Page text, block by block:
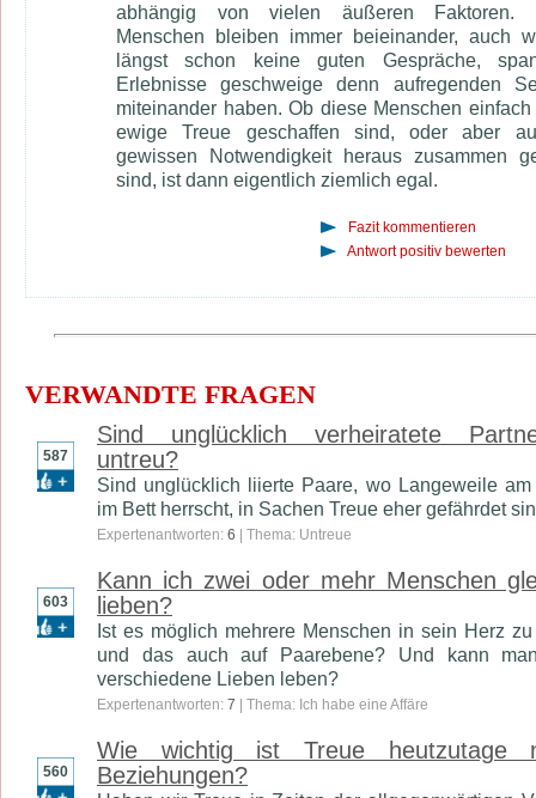
abhängig von vielen äußeren Faktoren.
Menschen bleiben immer beieinander, auch
längst schon keine guten Gespräche,
Erlebnisse geschweige denn aufregenden
miteinander haben. Ob diese Menschen
ewige Treue geschaffen sind, oder aber
gewissen Notwendigkeit heraus zusammen
sind, ist dann eigentlich ziemlich egal.
Fazit kommentieren
Antwort positiv bewerten
VERWANDTE FRAGEN
587
Sind unglücklich verheiratete
untreu?
Sind unglücklich liierte Paare, wo Langeweile
im Bett herrscht, in Sachen Treue eher gefährdet
Expertenantworten: 6 | Thema: Untreue
603
Kann ich zwei oder mehr Menschen
lieben?
Ist es möglich mehrere Menschen in sein Herz
und das auch auf Paarebene? Und kann
verschiedene Lieben leben?
Expertenantworten: 7 | Thema: Ich habe eine Affäre
560
Wie wichtig ist Treue heutzutage
Beziehungen?